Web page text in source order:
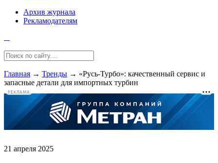
Архив журнала
Рекламодателям
Главная → Тренды → «Русь-Турбо»: качественный сервис и
запасные детали для импортных турбин
РЕКЛАМА
21 апреля 2025